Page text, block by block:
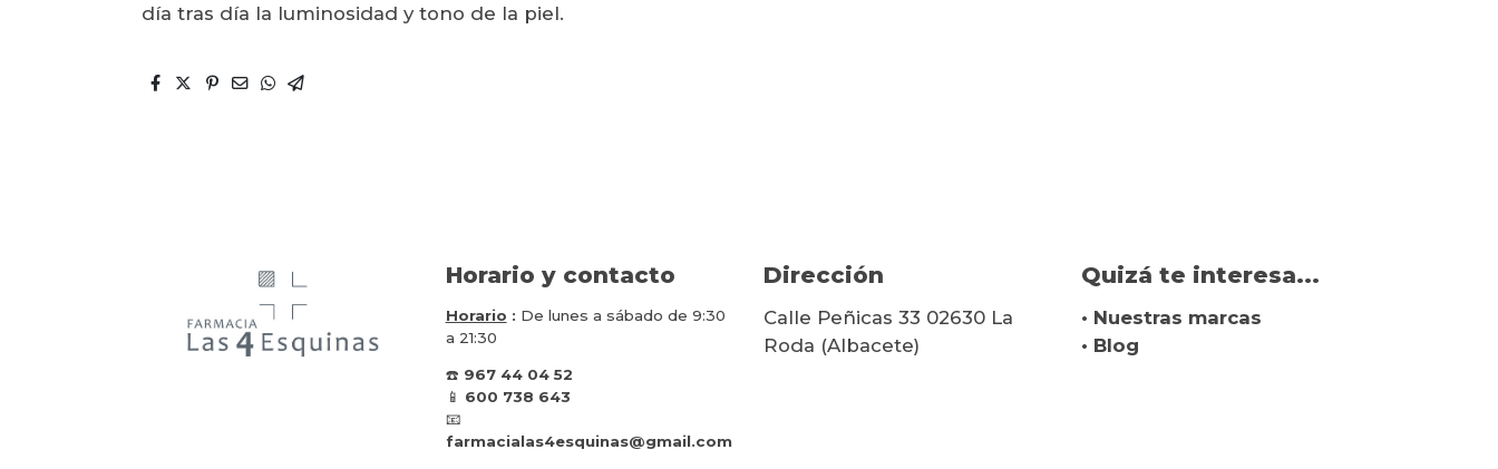
día tras día la luminosidad y tono de la piel.
Horario y contacto
Horario : De lunes a sábado de 9:30
a 21:30
☎️ 967 44 04 52
📱 600 738 643
📧
farmacialas4esquinas@gmail.com
Dirección
Calle Peñicas 33 02630 La
Roda (Albacete)
Quizá te interesa...
• Nuestras marcas
• Blog